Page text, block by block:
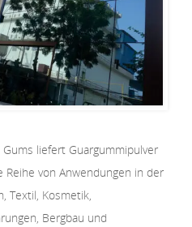
Gums liefert Guargummipulver
von Anwendungen in der
Textil, Kosmetik,
Bergbau und